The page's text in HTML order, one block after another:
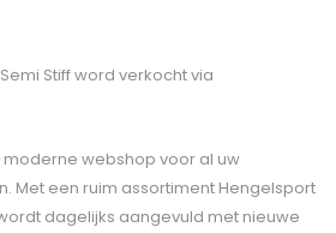
Stiffword verkocht via
moderne webshop voor al uw
Met een ruim assortiment Hengelsport
dagelijks aangevuld met nieuwe